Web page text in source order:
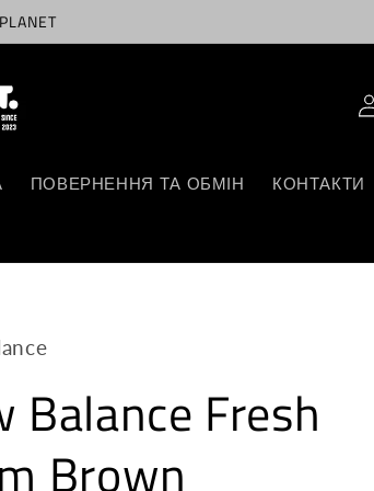
ПОВЕРНЕННЯ ТА ОБМІН КОНТАКТИ
Log
in
Balance Fresh
Brown